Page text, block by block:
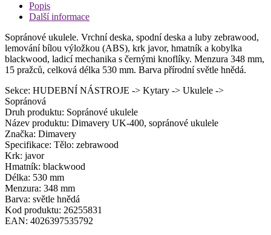
Popis
Další informace
Sopránové ukulele. Vrchní deska, spodní deska a luby zebrawood,
lemování bílou výložkou (ABS), krk javor, hmatník a kobylka
blackwood, ladicí mechanika s černými knoflíky. Menzura 348 mm,
15 pražců, celková délka 530 mm. Barva přírodní světle hnědá.
Sekce: HUDEBNÍ NÁSTROJE -> Kytary -> Ukulele ->
Sopránová
Druh produktu: Sopránové ukulele
Název produktu: Dimavery UK-400, sopránové ukulele
Značka: Dimavery
Specifikace: Tělo: zebrawood
Krk: javor
Hmatník: blackwood
Délka: 530 mm
Menzura: 348 mm
Barva: světle hnědá
Kod produktu: 26255831
EAN: 4026397535792